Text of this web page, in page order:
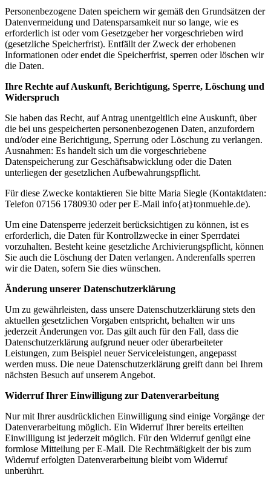
Personenbezogene Daten speichern wir gemäß den Grundsätzen der
Datenvermeidung und Datensparsamkeit nur so lange, wie es
erforderlich ist oder vom Gesetzgeber her vorgeschrieben wird
(gesetzliche Speicherfrist). Entfällt der Zweck der erhobenen
Informationen oder endet die Speicherfrist, sperren oder löschen wir
die Daten.
Ihre Rechte auf Auskunft, Berichtigung, Sperre, Löschung und
Widerspruch
Sie haben das Recht, auf Antrag unentgeltlich eine Auskunft, über
die bei uns gespeicherten personenbezogenen Daten, anzufordern
und/oder eine Berichtigung, Sperrung oder Löschung zu verlangen.
Ausnahmen: Es handelt sich um die vorgeschriebene
Datenspeicherung zur Geschäftsabwicklung oder die Daten
unterliegen der gesetzlichen Aufbewahrungspflicht.
Für diese Zwecke kontaktieren Sie bitte Maria Siegle (Kontaktdaten:
Telefon 07156 1780930 oder per E-Mail info{at}tonmuehle.de).
Um eine Datensperre jederzeit berücksichtigen zu können, ist es
erforderlich, die Daten für Kontrollzwecke in einer Sperrdatei
vorzuhalten. Besteht keine gesetzliche Archivierungspflicht, können
Sie auch die Löschung der Daten verlangen. Anderenfalls sperren
wir die Daten, sofern Sie dies wünschen.
Änderung unserer Datenschutzerklärung
Um zu gewährleisten, dass unsere Datenschutzerklärung stets den
aktuellen gesetzlichen Vorgaben entspricht, behalten wir uns
jederzeit Änderungen vor. Das gilt auch für den Fall, dass die
Datenschutzerklärung aufgrund neuer oder überarbeiteter
Leistungen, zum Beispiel neuer Serviceleistungen, angepasst
werden muss. Die neue Datenschutzerklärung greift dann bei Ihrem
nächsten Besuch auf unserem Angebot.
Widerruf Ihrer Einwilligung zur Datenverarbeitung
Nur mit Ihrer ausdrücklichen Einwilligung sind einige Vorgänge der
Datenverarbeitung möglich. Ein Widerruf Ihrer bereits erteilten
Einwilligung ist jederzeit möglich. Für den Widerruf genügt eine
formlose Mitteilung per E-Mail. Die Rechtmäßigkeit der bis zum
Widerruf erfolgten Datenverarbeitung bleibt vom Widerruf
unberührt.